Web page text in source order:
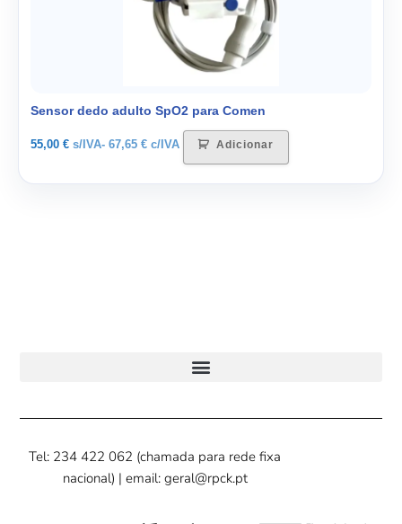
Sensor dedo adulto SpO2 para Comen
55,00 € s/IVA- 67,65 € c/IVA Adicionar
Tel: 234 422 062 (chamada para rede fixa
nacional) | email: geral@rpck.pt